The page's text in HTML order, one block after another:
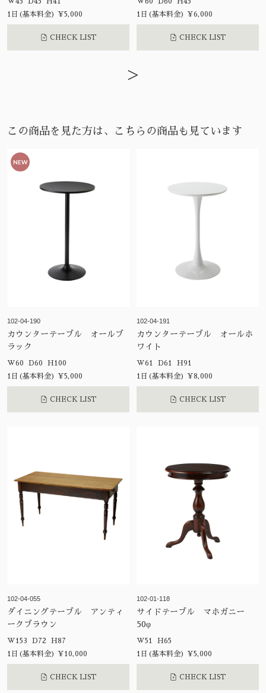
1日(基本料金) ¥5,000
CHECK LIST
1日(基本料金) ¥6,000
CHECK LIST
>
この商品を見た方は、こちらの商品も見ています
NEW
102-04-190
カウンターテーブル オールブ
ラック
W60 D60 H100
1日(基本料金) ¥5,000
CHECK LIST
102-04-191
カウンターテーブル オールホ
ワイト
W61 D61 H91
1日(基本料金) ¥8,000
CHECK LIST
102-04-055
ダイニングテーブル アンティ
ークブラウン
W153 D72 H87
1日(基本料金) ¥10,000
CHECK LIST
102-01-118
サイドテーブル マホガニー
50φ
W51 H65
1日(基本料金) ¥5,000
CHECK LIST